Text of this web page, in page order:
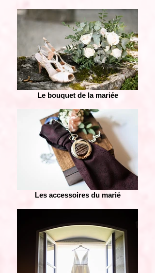
Le bouquet de la mariée
Les accessoires du marié